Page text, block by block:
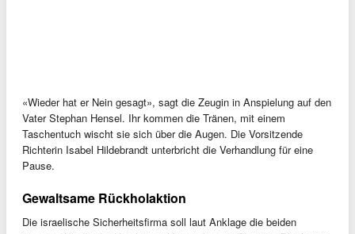
«Wieder hat er Nein gesagt», sagt die Zeugin in Anspielung auf den
Vater Stephan Hensel. Ihr kommen die Tränen, mit einem
Taschentuch wischt sie sich über die Augen. Die Vorsitzende
Richterin Isabel Hildebrandt unterbricht die Verhandlung für eine
Pause.
Gewaltsame Rückholaktion
Die israelische Sicherheitsfirma soll laut Anklage die beiden